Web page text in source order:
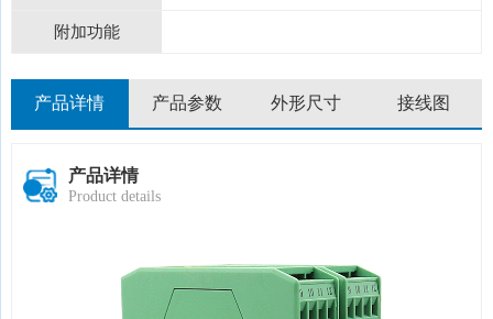
附加功能
产品详情 产品参数 外形尺寸 接线图
产品详情
Product details